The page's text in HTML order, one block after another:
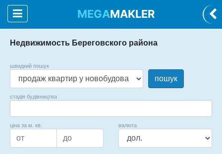
MEGAMAKLER
Недвижимость Береговского района
швидкий пошук
пошук
стадія будівництва
ціна за м. кв. валюта